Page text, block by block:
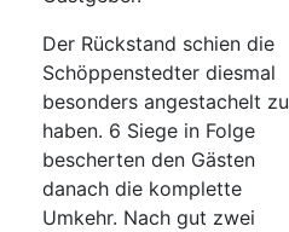
Der Rückstand schien die
Schöppenstedter diesmal
besonders angestachelt zu
haben. 6 Siege in Folge
bescherten den Gästen
danach die komplette
Umkehr. Nach gut zwei